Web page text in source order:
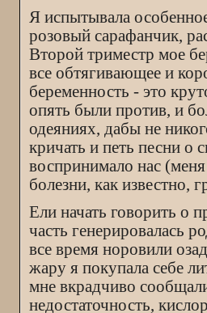
Я испытывала
розовый сарафанчик,
Второй триместр мое
все обтягивающее и
беременность - это
опять были против, и
одеяниях, дабы не
кричать и петь песни о
воспринимало нас
болезни, как известно,
Ели начать говорить о
часть генерировалась
все время норовили
жару я покупала себе
мне вкрадчиво
недостаточность,